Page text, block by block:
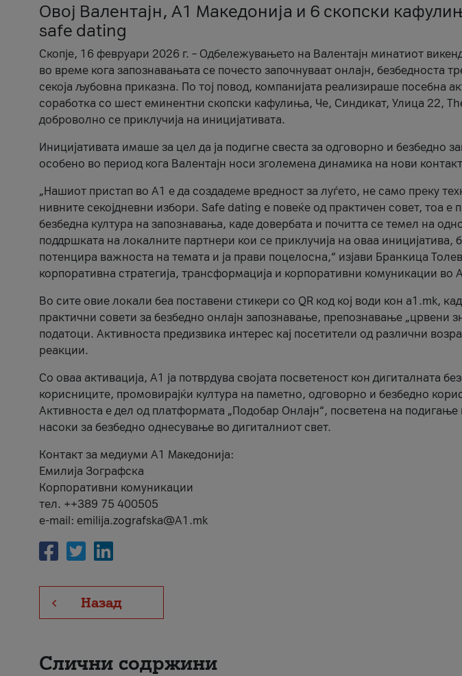
Овој Валентајн, A1 Македонија и 6 скопски
safe dating
Скопје, 16 февруари 2026 г. – Одбележувањето на Валентајн минатиот
во време кога запознавањата се почесто започнуваат онлајн, безбедноста
секоја љубовна приказна. По тој повод, компанијата реализираше посебна
соработка со шест еминентни скопски кафулиња, Че, Синдикат, Улица 22,
доброволно се приклучија на иницијативата.
Иницијативата имаше за цел да ја подигне свеста за одговорно и безбедно
особено во период кога Валентајн носи зголемена динамика на нови
„Нашиот пристап во А1 е да создадеме вредност за луѓето, не само преку
нивните секојдневни избори. Safe dating е повеќе од практичен совет, тоа
безбедна култура на запознавања, каде довербата и почитта се темел на
поддршката на локалните партнери кои се приклучија на оваа иницијатива,
потенцира важноста на темата и ја прави поцелосна,“ изјави Бранкица
корпоративна стратегија, трансформација и корпоративни комуникации во
Во сите овие локали беа поставени стикери со QR код кој води кон a1.mk,
практични совети за безбедно онлајн запознавање, препознавање „црвени
податоци. Активноста предизвика интерес кај посетители од различни
реакции.
Со оваа активација, А1 ја потврдува својата посветеност кон дигиталната
корисниците, промовирајќи култура на паметно, одговорно и безбедно
Активноста е дел од платформата „Подобар Онлајн“, посветена на
насоки за безбедно однесување во дигиталниот свет.
Контакт за медиуми А1 Македонија:
Емилија Зографска
Корпоративни комуникации
тел. ++389 75 400505
e-mail: emilija.zografska@A1.mk
Назад
Слични содржини